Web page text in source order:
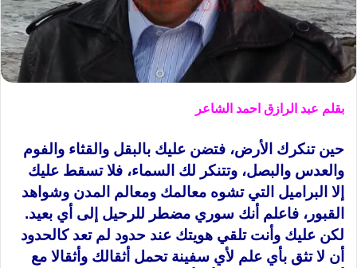
بقلم عبد الرازق احمد الشاعر
حين تنكرك الأرض، فتضن عليك بالبقل والقثاء والفوم
والعدس والبصل، وتتنكر لك السماء، فلا تسقط عليك
إلا البراميل التي تشوه معالمك ومعالم المدن وشواهد
القبور، فاعلم أنك سوري مضطر للرحيل إلى أي بعيد.
لكن عليك وأنت تلقي هويتك عند حدود لم تعد كالحدود
أن لا تثق بأي علم لأي سفينة تحمل أثقالك وأثقالا مع